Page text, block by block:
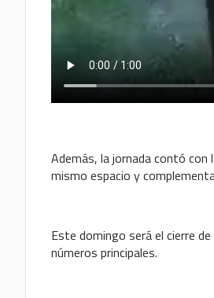
Además, la jornada contó con
mismo espacio y
Este domingo será el cierre
números principales.